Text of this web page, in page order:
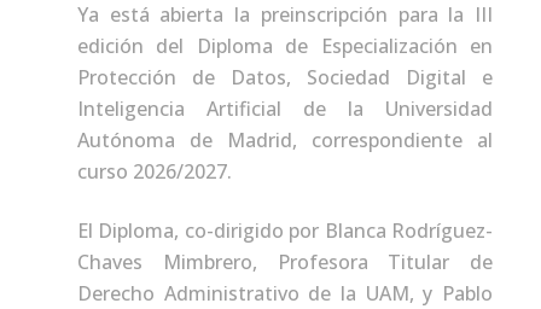
Ya está abierta la preinscripción para la III
edición del Diploma de Especialización en
Protección de Datos, Sociedad Digital e
Inteligencia Artificial de la Universidad
Autónoma de Madrid, correspondiente al
curso 2026/2027.
El Diploma, co-dirigido por Blanca Rodríguez-
Chaves Mimbrero, Profesora Titular de
Derecho Administrativo de la UAM, y Pablo